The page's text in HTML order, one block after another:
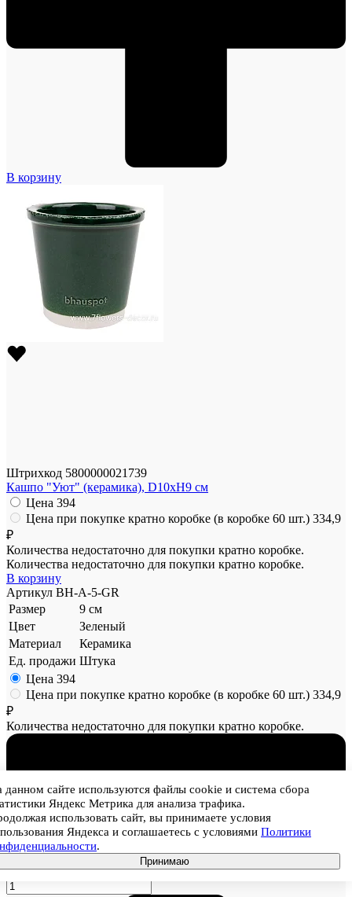
В корзину
Штрихкод 5800000021739
Кашпо "Уют" (керамика), D10xH9 см
Цена 394
Цена при покупке кратно коробке (в коробке 60 шт.) 334,9
₽
Количества недостаточно для покупки кратно коробке.
Количества недостаточно для покупки кратно коробке.
В корзину
Артикул BH-A-5-GR
Размер
9 см
Цвет
Зеленый
Материал
Керамика
Ед. продажи Штука
Цена 394
Цена при покупке кратно коробке (в коробке 60 шт.) 334,9
₽
Количества недостаточно для покупки кратно коробке.
1
данном сайте используются файлы cookie и система сбора
Яндекс Метрика для анализа трафика.
использовать сайт, вы принимаете условия
Яндекса и соглашаетесь с условиями Политики
.
Принимаю